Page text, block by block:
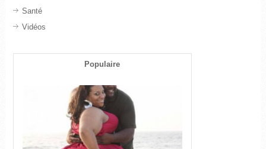
Santé
Vidéos
Populaire